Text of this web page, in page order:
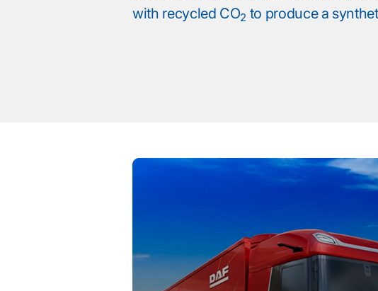
with recycled CO2 to produce a